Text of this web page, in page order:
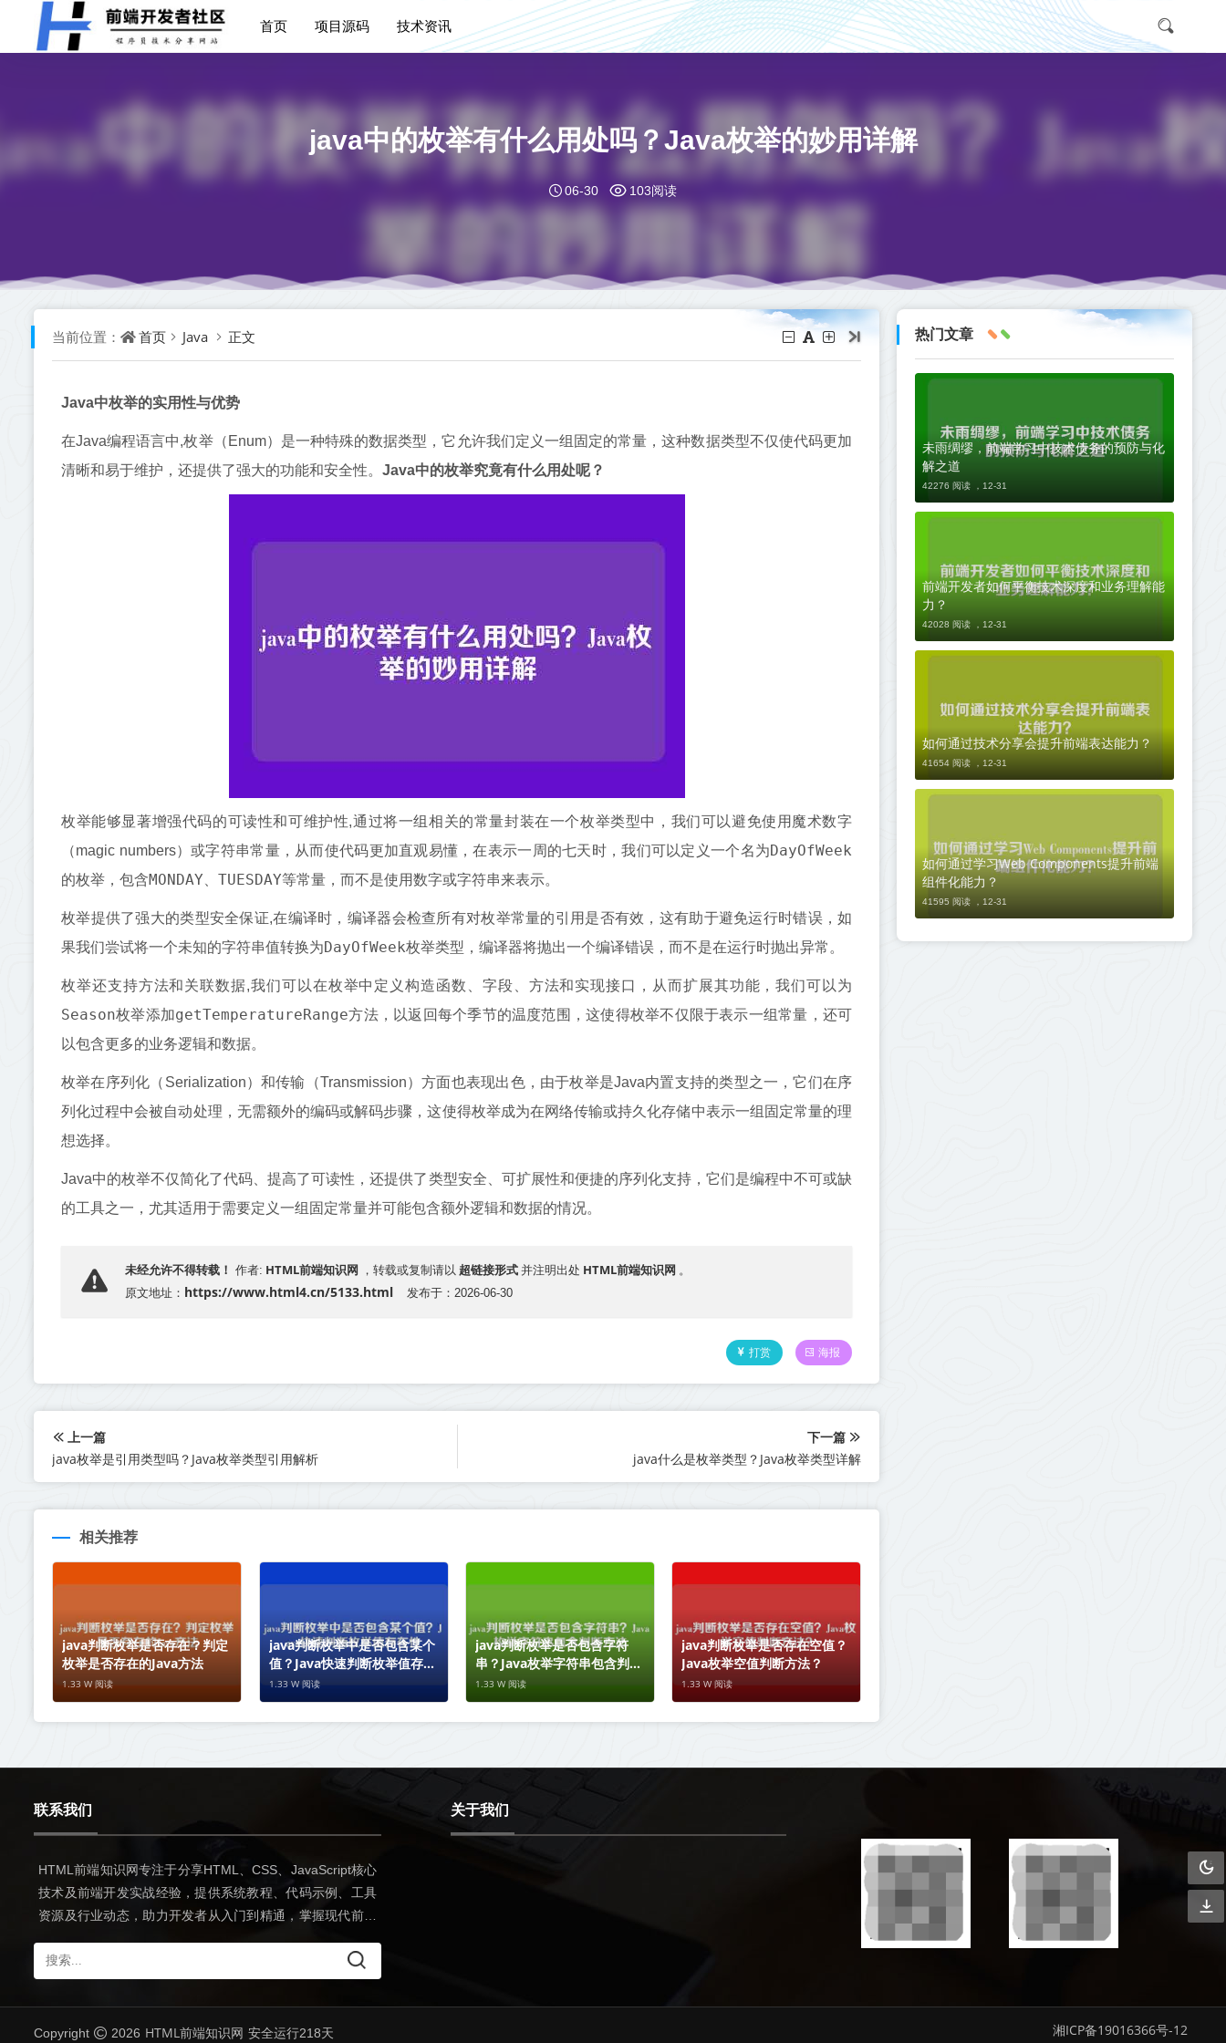
首页 项目源码 技术资讯
java中的枚举有什么用处吗？Java枚举的妙用详解
06-30 103阅读
当前位置： 首页 Java 正文
Java中枚举的实用性与优势
在Java编程语言中,枚举（Enum）是一种特殊的数据类型，它允许我们定义一组固定的常量，这种数据类型不仅使代码更加
清晰和易于维护，还提供了强大的功能和安全性。 Java中的枚举究竟有什么用处呢？
枚举能够显著增强代码的可读性和可维护性,通过将一组相关的常量封装在一个枚举类型中，我们可以避免使用魔术数字
（magic numbers）或字符串常量，从而使代码更加直观易懂，在表示一周的七天时，我们可以定义一个名为DayOfWeek
的枚举，包含MONDAY TUESDAY等常量，而不是使用数字或字符串来表示。
枚举提供了强大的类型安全保证,在编译时，编译器会检查所有对枚举常量的引用是否有效，这有助于避免运行时错误，如
果我们尝试将一个未知的字符串值转换为DayOfWeek枚举类型，编译器将抛出一个编译错误，而不是在运行时抛出异常。
枚举还支持方法和关联数据,我们可以在枚举中定义构造函数、字段、方法和实现接口，从而扩展其功能，我们可以为
Season枚举添加getTemperatureRange方法，以返回每个季节的温度范围，这使得枚举不仅限于表示一组常量，还可
以包含更多的业务逻辑和数据。
枚举在序列化（Serialization）和传输（Transmission）方面也表现出色，由于枚举是Java内置支持的类型之一，它们在序
列化过程中会被自动处理，无需额外的编码或解码步骤，这使得枚举成为在网络传输或持久化存储中表示一组固定常量的理
想选择。
Java中的枚举不仅简化了代码、提高了可读性，还提供了类型安全、可扩展性和便捷的序列化支持，它们是编程中不可或缺
的工具之一，尤其适用于需要定义一组固定常量并可能包含额外逻辑和数据的情况。
未经允许不得转载！ 作者: HTML前端知识网 ，转载或复制请以 超链接形式 并注明出处 HTML前端知识网 。
原文地址： https://www.html4.cn/5133.html 发布于：2026-06-30
打赏 海报
上一篇
java枚举是引用类型吗？Java枚举类型引用解析
下一篇
java什么是枚举类型？Java枚举类型详解
相关推荐
java判断枚举是否存在？判定
枚举是否存在的Java方法
1.33 W 阅读
java判断枚举中是否包含某个
值？Java快速判断枚举值存在
性
1.33 W 阅读
java判断枚举是否包含字符
串？Java枚举字符串包含判断
方法
1.33 W 阅读
java判断枚举是否存在空值？
Java枚举空值判断方法？
1.33 W 阅读
热门文章
未雨绸缪，前端学习中技术债务的预防与化
解之道
42276 阅读 ， 12-31
前端开发者如何平衡技术深度和业务理解能
力？
42028 阅读 ， 12-31
如何通过技术分享会提升前端表达能力？
41654 阅读 ， 12-31
如何通过学习Web Components提升前端
组件化能力？
41595 阅读 ， 12-31
联系我们
HTML前端知识网专注于分享HTML、CSS、JavaScript核心
技术及前端开发实战经验，提供系统教程、代码示例、工具
资源及行业动态，助力开发者从入门到精通，掌握现代前端
关于我们
Copyright 2026 HTML前端知识网 安全运行218天 湘ICP备19016366号-12